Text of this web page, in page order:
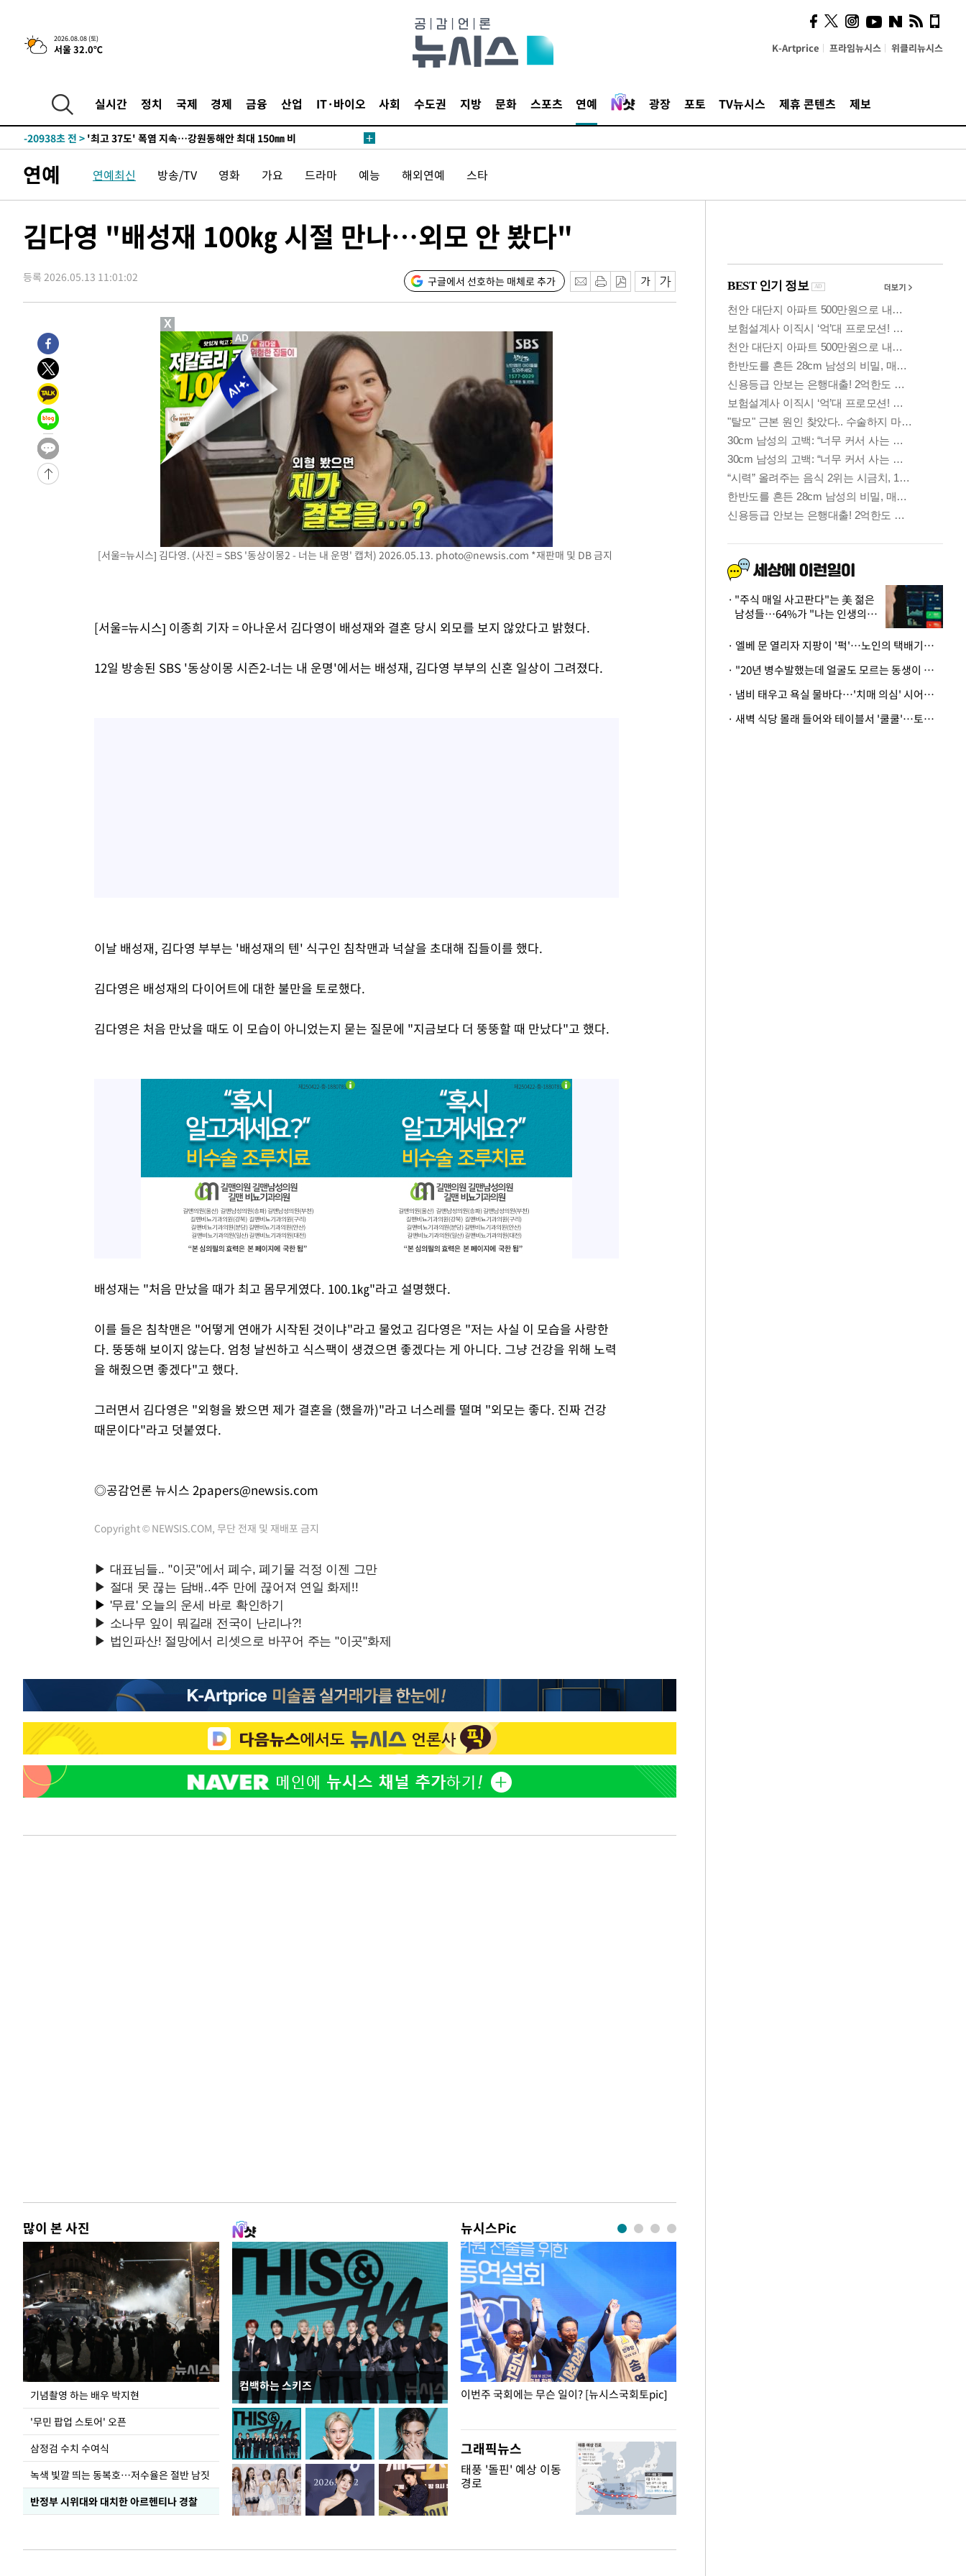
2026.08.08 (토)
서울 32.0℃ K-Artprice 프라임뉴시스 위클리뉴시스
실시간 정치 국제 경제 금융 산업 IT·바이오 사회 수도권 지방 문화 스포츠 연예 광장 포토 TV뉴시스 제휴 콘텐츠 제보
-14064초 전 >
-20938초 전 > '최고 37도' 폭염 지속…강원동해안 최대 150㎜ 비
-20938초 전 >
'최고 37도' 폭염 지속…강원동해안 최대 150㎜ 비
-14064초 전 >[속보]뉴욕증시 상승 마감…S&P 0.6% 나스닥 1.3%↑
연예 연예최신 방송/TV 영화 가요 드라마 예능 해외연예 스타
김다영 "배성재 100㎏ 시절 만나…외모 안 봤다"
등록 2026.05.13 11:01:02 구글에서 선호하는 매체로 추가
[서울=뉴시스] 김다영. (사진 = SBS '동상이몽2 - 너는 내 운명' 캡처) 2026.05.13. photo@newsis.com *재판매 및 DB 금지
[서울=뉴시스] 이종희 기자 = 아나운서 김다영이 배성재와 결혼 당시 외모를 보지 않았다고 밝혔다.
12일 방송된 SBS '동상이몽 시즌2-너는 내 운명'에서는 배성재, 김다영 부부의 신혼 일상이 그려졌다.
이날 배성재, 김다영 부부는 '배성재의 텐' 식구인 침착맨과 넉살을 초대해 집들이를 했다.
김다영은 배성재의 다이어트에 대한 불만을 토로했다.
김다영은 처음 만났을 때도 이 모습이 아니었는지 묻는 질문에 "지금보다 더 뚱뚱할 때 만났다"고 했다.
배성재는 "처음 만났을 때가 최고 몸무게였다. 100.1㎏"라고 설명했다.
이를 들은 침착맨은 "어떻게 연애가 시작된 것이냐"라고 물었고 김다영은 "저는 사실 이 모습을 사랑한
다. 뚱뚱해 보이지 않는다. 엄청 날씬하고 식스팩이 생겼으면 좋겠다는 게 아니다. 그냥 건강을 위해 노력
을 해줬으면 좋겠다"고 했다.
그러면서 김다영은 "외형을 봤으면 제가 결혼을 (했을까)"라고 너스레를 떨며 "외모는 좋다. 진짜 건강
때문이다"라고 덧붙였다.
◎공감언론 뉴시스 2papers@newsis.com
Copyright © NEWSIS.COM, 무단 전재 및 재배포 금지
많이 본 사진
기념촬영 하는 배우 박지현
'무민 팝업 스토어' 오픈
삼정검 수치 수여식
녹색 빛깔 띄는 동복호…저수율은 절반 남짓
반정부 시위대와 대치한 아르헨티나 경찰
컴백하는 스키즈
뉴시스Pic
이 대통령, 국가폭력 피해자에 위로·사과…"국가
가 책임지고 치유"
이번주 국회에는 무슨 일이? [뉴시스국회토pic]
그래픽뉴스
태풍 '돌핀' 예상 이동
경로
시, 스마트폰 액세서리에
NFC 더했다
"주식 매일 사고판다"는 美 젊은
남성들…64%가 "나는 인생의
· 엘베 문 열리자 지팡이 '퍽'…노인의 택배기사 폭행 이유
· "20년 병수발했는데 얼굴도 모르는 동생이 유산 절반을"…배다른 형제 상속권 있을까
· 냄비 태우고 욕실 물바다…'치매 의심' 시어머니 검사 권유했다가 '날벼락'
· 새벽 식당 몰래 들어와 테이블서 '쿨쿨'…토사물 남기고 사라진 남성
X